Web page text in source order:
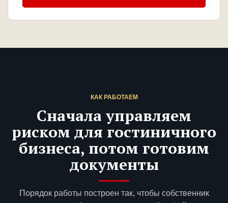
КАК РАБОТАЕМ
Сначала управляем
риском для гостиничного
бизнеса, потом готовим
документы
Порядок работы построен так, чтобы собственник